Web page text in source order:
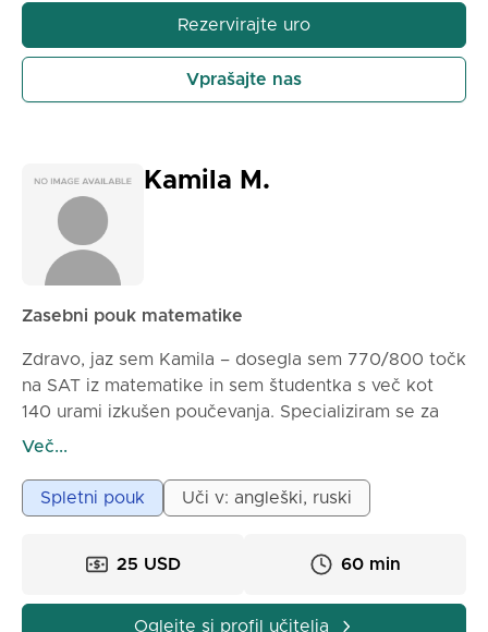
Rezervirajte uro
Vprašajte nas
Kamila M.
Zasebni pouk matematike
Zdravo, jaz sem Kamila – dosegla sem 770/800 točk
na SAT iz matematike in sem študentka s več kot
140 urami izkušen poučevanja. Specializiram se za
jasno, strukturirano in učinkovito pripravo na SAT iz
ocene s strategijami, ki res delujejo.
Jasne razlage konceptov – korak za korakom, dokler
1) Praksa reševanja problemov – skupaj rešujemo
2) Strategije za SAT iz matematike – bližnjice,
Več...
Spletni pouk Uči v: angleški, ruski
25 USD 60 min
Oglejte si profil učitelja